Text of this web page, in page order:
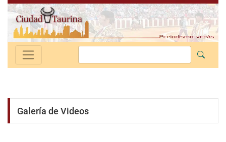
Galería de Videos